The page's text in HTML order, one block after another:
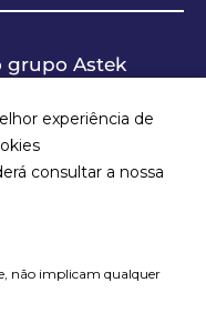
grupo Astek
experiência de
consultar a nossa
não implicam qualquer